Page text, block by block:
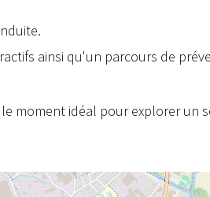
ainsi qu'un parcours de
moment idéal pour explorer un